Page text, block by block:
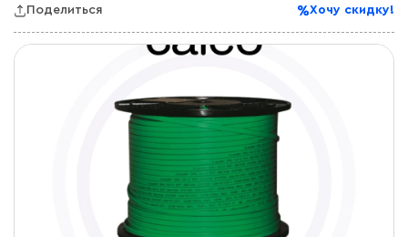
Поделиться
Хочу скидку!